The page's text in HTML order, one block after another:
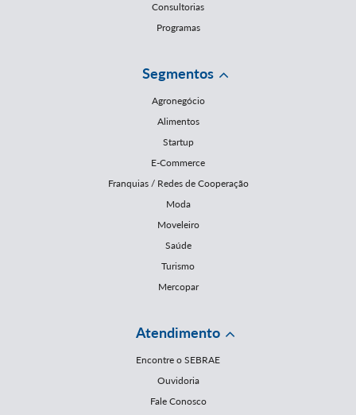
Consultorias
Programas
Segmentos
Agronegócio
Alimentos
Startup
E-Commerce
Franquias / Redes de Cooperação
Moda
Moveleiro
Saúde
Turismo
Mercopar
Atendimento
Encontre o SEBRAE
Ouvidoria
Fale Conosco